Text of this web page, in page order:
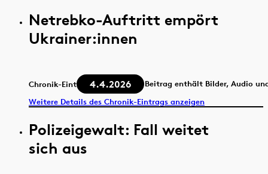
Netrebko-Auftritt empört
Ukrainer:innen
Chronik-Eintrag 4.4.2026
Beitrag enthält Bilder, Audio
Weitere Details des Chronik-Eintrags anzeigen
Polizeigewalt: Fall weitet
sich aus